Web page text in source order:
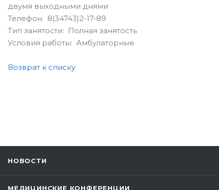
двумя выходными днями
Телефон: 8(34743)2-17-89
Тип занятости: Полная занятость
Условия работы: Амбулаторные
Возврат к списку
НОВОСТИ
МЕДИЦИНСКИЕ КОНФЕРЕНЦИИ